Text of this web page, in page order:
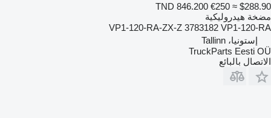
TND 846.200 €250 ≈ $288.90
مضخة هيدروليكية
VP1-120-RA-ZX-Z 3783182 VP1-120-RA
إستونيا، Tallinn
TruckParts Eesti OÜ
الاتصال بالبائع